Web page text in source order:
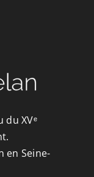
du XVᵉ
en Seine-